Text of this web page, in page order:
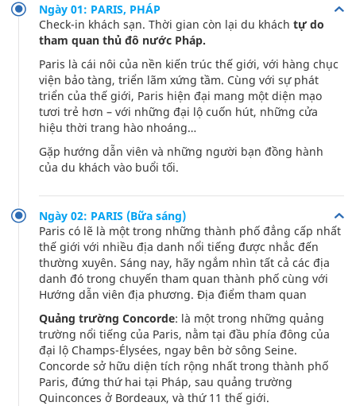
Ngày 01: PARIS, PHÁP
Check-in khách sạn. Thời gian còn lại du khách tự do
tham quan thủ đô nước Pháp.
Paris là cái nôi của nền kiến trúc thế giới, với hàng chục
viện bảo tàng, triển lãm xứng tầm. Cùng với sự phát
triển của thế giới, Paris hiện đại mang một diện mạo
tươi trẻ hơn – với những đại lộ cuốn hút, những cửa
hiệu thời trang hào nhoáng…
Gặp hướng dẫn viên và những người bạn đồng hành
của du khách vào buổi tối.
Ngày 02: PARIS (Bữa sáng)
Paris có lẽ là một trong những thành phố đẳng cấp nhất
thế giới với nhiều địa danh nổi tiếng được nhắc đến
thường xuyên. Sáng nay, hãy ngắm nhìn tất cả các địa
danh đó trong chuyến tham quan thành phố cùng với
Hướng dẫn viên địa phương. Địa điểm tham quan
Quảng trường Concorde: là một trong những quảng
trường nổi tiếng của Paris, nằm tại đầu phía đông của
đại lộ Champs-Élysées, ngay bên bờ sông Seine.
Concorde sở hữu diện tích rộng nhất trong thành phố
Paris, đứng thứ hai tại Pháp, sau quảng trường
Quinconces ở Bordeaux, và thứ 11 thế giới.